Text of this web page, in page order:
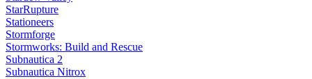
StarRupture
Stationeers
Stormforge
Stormworks: Build and Rescue
Subnautica 2
Subnautica Nitrox